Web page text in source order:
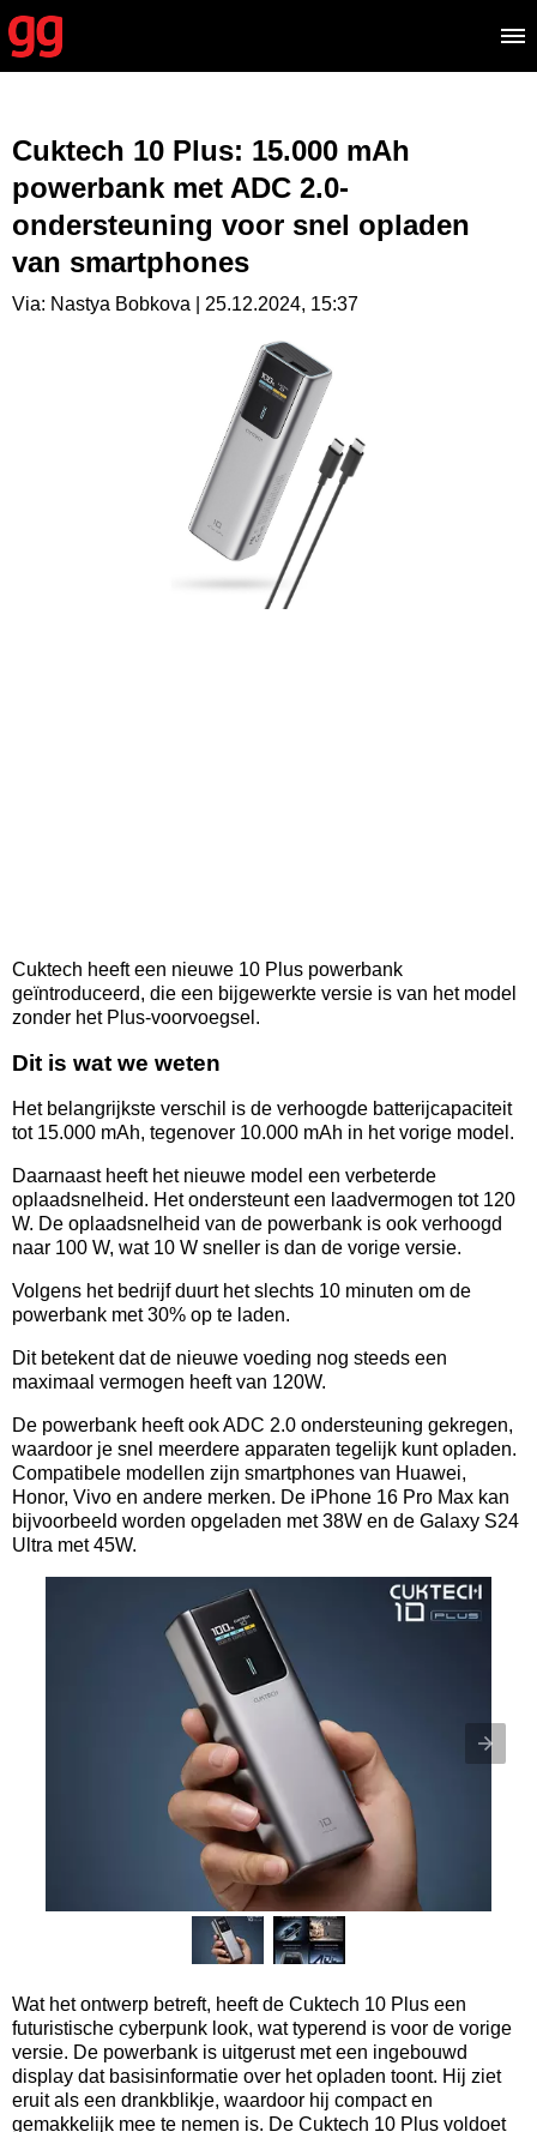
Cuktech 10 Plus: 15.000 mAh
powerbank met ADC 2.0-
ondersteuning voor snel opladen
van smartphones
Via: Nastya Bobkova | 25.12.2024, 15:37
Cuktech heeft een nieuwe 10 Plus powerbank
geïntroduceerd, die een bijgewerkte versie is van het model
zonder het Plus-voorvoegsel.
Dit is wat we weten
Het belangrijkste verschil is de verhoogde batterijcapaciteit
tot 15.000 mAh, tegenover 10.000 mAh in het vorige model.
Daarnaast heeft het nieuwe model een verbeterde
oplaadsnelheid. Het ondersteunt een laadvermogen tot 120
W. De oplaadsnelheid van de powerbank is ook verhoogd
naar 100 W, wat 10 W sneller is dan de vorige versie.
Volgens het bedrijf duurt het slechts 10 minuten om de
powerbank met 30% op te laden.
Dit betekent dat de nieuwe voeding nog steeds een
maximaal vermogen heeft van 120W.
De powerbank heeft ook ADC 2.0 ondersteuning gekregen,
waardoor je snel meerdere apparaten tegelijk kunt opladen.
Compatibele modellen zijn smartphones van Huawei,
Honor, Vivo en andere merken. De iPhone 16 Pro Max kan
bijvoorbeeld worden opgeladen met 38W en de Galaxy S24
Ultra met 45W.
Wat het ontwerp betreft, heeft de Cuktech 10 Plus een
futuristische cyberpunk look, wat typerend is voor de vorige
versie. De powerbank is uitgerust met een ingebouwd
display dat basisinformatie over het opladen toont. Hij ziet
eruit als een drankblikje, waardoor hij compact en
gemakkelijk mee te nemen is. De Cuktech 10 Plus voldoet